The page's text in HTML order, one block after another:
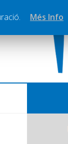
Més Info